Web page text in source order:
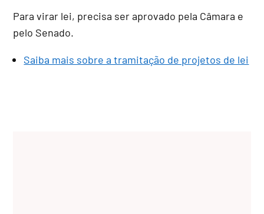
Para virar lei, precisa ser aprovado pela Câmara e
pelo Senado.
Saiba mais sobre a tramitação de projetos de lei